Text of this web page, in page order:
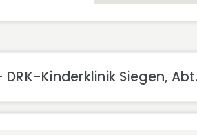
Kinderklinik Siegen,